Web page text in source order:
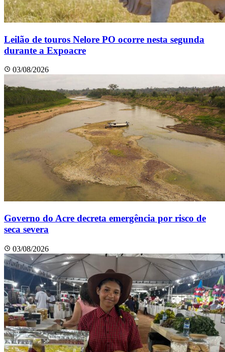
Leilão de touros Nelore PO ocorre nesta segunda
durante a Expoacre
03/08/2026
Governo do Acre decreta emergência por risco de
seca severa
03/08/2026